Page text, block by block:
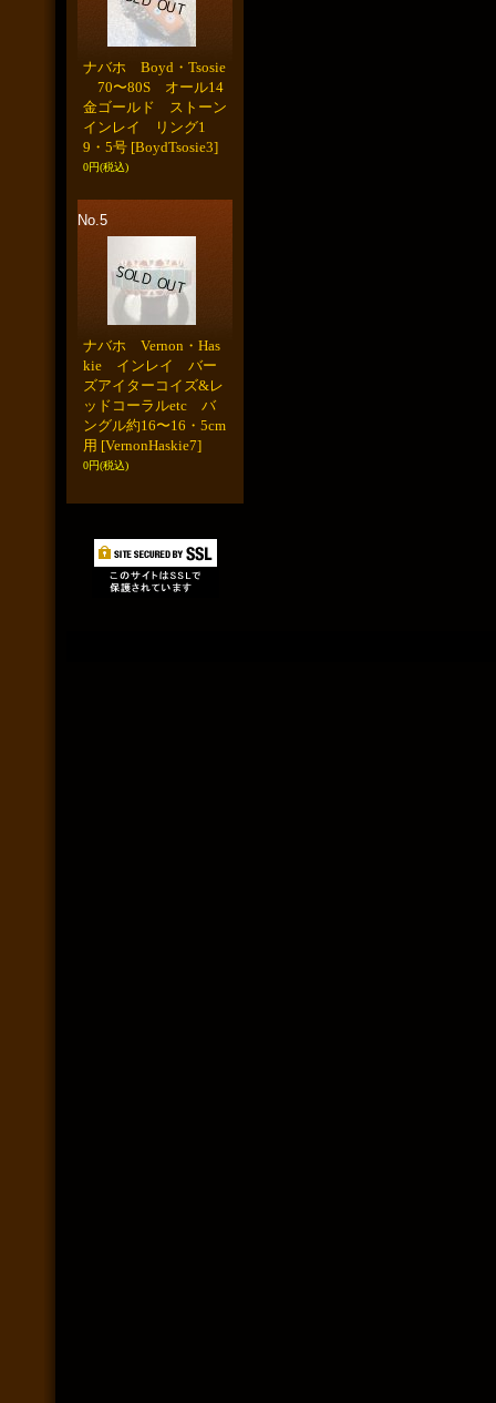
ナバホ Boyd・Tsosie
70〜80S オール14
金ゴールド ストーン
インレイ リング1
9・5号 [BoydTsosie3]
0円(税込)
No.5
ナバホ Vernon・Has
kie インレイ バー
ズアイターコイズ&レ
ッドコーラルetc バ
ングル約16〜16・5cm
用 [VernonHaskie7]
0円(税込)